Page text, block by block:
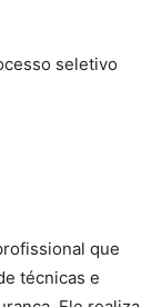
seletivo
que
técnicas e